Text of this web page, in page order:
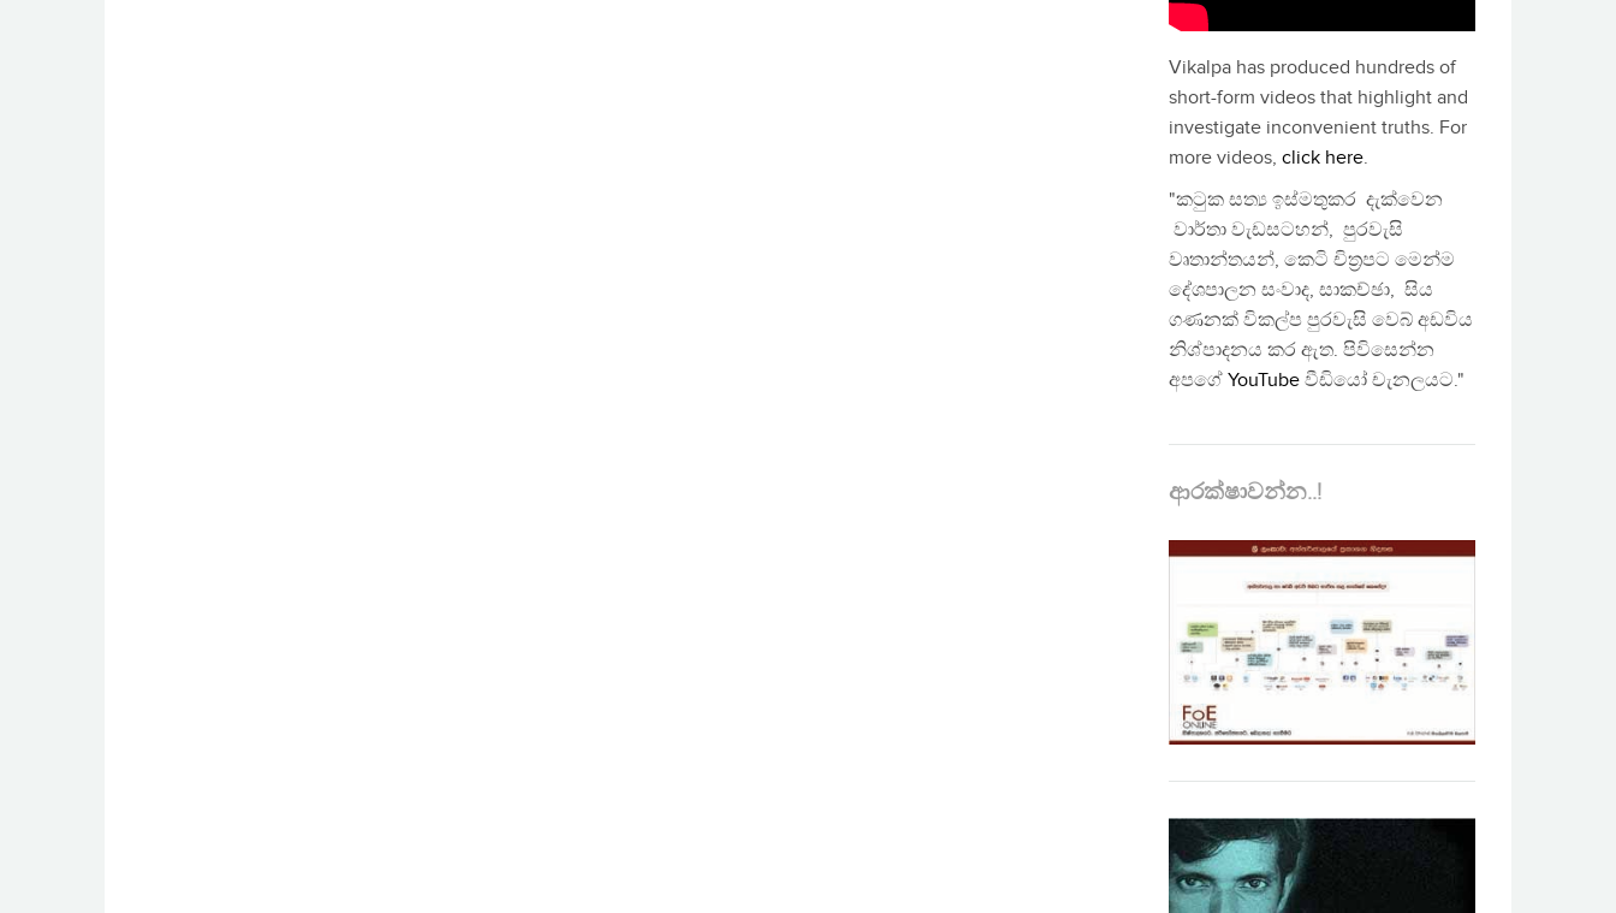
Vikalpa has produced hundreds of
short-form videos that highlight and
investigate inconvenient truths. For
more videos, click here.
"කටුක සත්‍ය ඉස්මතුකර දැක්වෙන
වාර්තා වැඩසටහන්, පුරවැසි
වෘතාන්තයන්, කෙටි චිත්‍රපට මෙන්ම
දේශපාලන සංවාද, සාකච්ඡා, සිය
ගණනක් විකල්ප පුරවැසි වෙබ් අඩවිය
නිශ්පාදනය කර ඇත. පිවිසෙන්න
අපගේ YouTube වීඩියෝ චැනලයට."
ආරක්ෂාවන්න..!